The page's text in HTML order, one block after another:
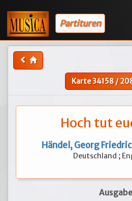
Partituren
Karte34158/
Hoch tut
Händel, Georg
Deutschland ;
Ausgabe